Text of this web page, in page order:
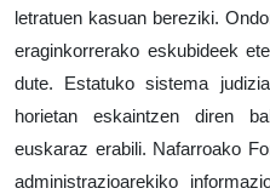
letratuen kasuan bereziki.
eraginkorrerako eskubideek
dute. Estatuko sistema
horietan eskaintzen diren
euskaraz erabili. Nafarroako
administrazioarekiko